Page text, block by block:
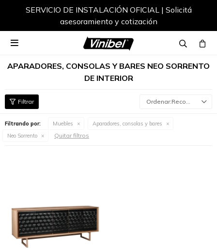
SERVICIO DE INSTALACIÓN OFICIAL | Solicitá
asesoramiento y cotización

APARADORES, CONSOLAS Y BARES NEO SORRENTO
DE INTERIOR
Recomendados
Filtrando por: Muebles
Aparadores, consolas y bares
Neo Sorrento
Quitar filtros